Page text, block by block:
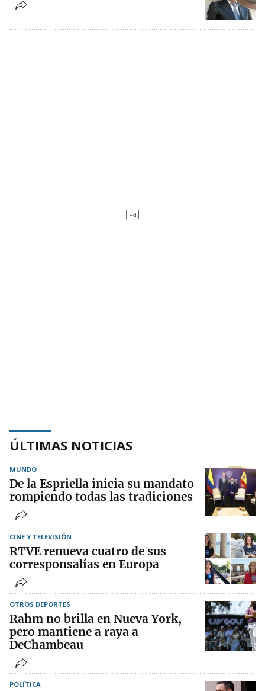
ÚLTIMAS NOTICIAS
MUNDO
De la Espriella inicia su mandato
rompiendo todas las tradiciones
CINE Y TELEVISIÓN
RTVE renueva cuatro de sus
corresponsalías en Europa
OTROS DEPORTES
Rahm no brilla en Nueva York,
pero mantiene a raya a
DeChambeau
POLÍTICA